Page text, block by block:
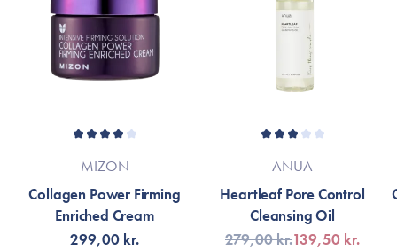
MIZON
Collagen Power Firming
Enriched Cream
299,00 kr.
ANUA
Heartleaf Pore Control
Cleansing Oil
279,00 kr.139,50 kr.